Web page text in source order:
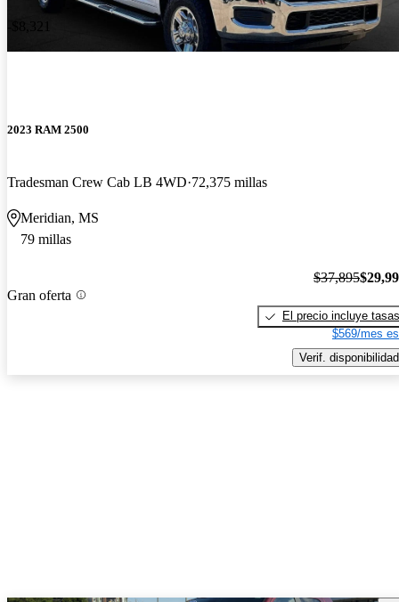
2023 RAM 2500
Tradesman Crew Cab LB 4WD 72,375 millas
Meridian, MS
79 millas
Gran oferta
$37,895
El precio incluye tasas
$569/mes
Verif. disponibilidad